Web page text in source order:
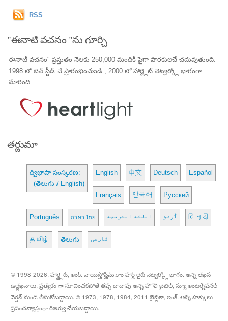
RSS
"ఈనాటి వచనం "ను గూర్చి
ఈనాటి వచనం" ప్రస్తుతం నెలకు 250,000 మందికి పైగా పాఠకులచే చదువుతుంది.
1998 లో బెన్ స్టీడ్ చే ప్రారంభించబడి , 2000 లో హార్ట్లైట్ నెట్వర్క్లో భాగంగా
మారింది.
తర్జుమా
ద్విభాషా సంస్కరణ:
(తెలుగు / English)
English 中文 Deutsch Español
Français 한국어 Русский
Português ภาษาไทย اللغة العربية اُردو हिन्दी
தமிழ் తెలుగు فارسی
© 1998-2026, హార్ట్లైట్, ఇంక్. వాయిస్హోఫ్హీమ్.కాం హార్ట్ లైట్ నెట్వర్క్లో భాగం. అన్ని లేఖన
ఉల్లేఖనాలు, ప్రత్యేకం గా సూచించకపోతే తప్ప దాదాపు అన్ని హోలీ బైబిల్, న్యూ ఇంటర్నేషనల్
వెర్షన్ నుండి తీసుకోబడ్డాయి. © 1973, 1978, 1984, 2011 బైబ్లికా, ఇంక్. అన్ని హక్కులు
ప్రపంచవ్యాప్తంగా రిజర్వు చేయబడ్డాయి.